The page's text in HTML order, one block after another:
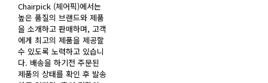
Chairpick (체어픽)에서는
높은 품질의 브랜드와 제품
을 소개하고 판매하며, 고객
에게 최고의 제품을 제공할
수 있도록 노력하고 있습니
다. 배송을 하기전 주문된
제품의 상태를 확인 후 발송